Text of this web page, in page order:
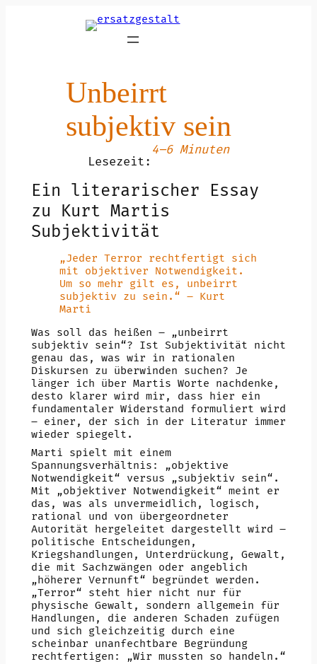
Unbeirrt
subjektiv sein
Lesezeit:
4–6 Minuten
Ein literarischer Essay
zu Kurt Martis
Subjektivität
„Jeder Terror rechtfertigt sich
mit objektiver Notwendigkeit.
Um so mehr gilt es, unbeirrt
subjektiv zu sein.“ – Kurt
Marti
Was soll das heißen – „unbeirrt
subjektiv sein“? Ist Subjektivität nicht
genau das, was wir in rationalen
Diskursen zu überwinden suchen? Je
länger ich über Martis Worte nachdenke,
desto klarer wird mir, dass hier ein
fundamentaler Widerstand formuliert wird
– einer, der sich in der Literatur immer
wieder spiegelt.
Marti spielt mit einem
Spannungsverhältnis: „objektive
Notwendigkeit“ versus „subjektiv sein“.
Mit „objektiver Notwendigkeit“ meint er
das, was als unvermeidlich, logisch,
rational und von übergeordneter
Autorität hergeleitet dargestellt wird –
politische Entscheidungen,
Kriegshandlungen, Unterdrückung, Gewalt,
die mit Sachzwängen oder angeblich
„höherer Vernunft“ begründet werden.
„Terror“ steht hier nicht nur für
physische Gewalt, sondern allgemein für
Handlungen, die anderen Schaden zufügen
und sich gleichzeitig durch eine
scheinbar unanfechtbare Begründung
rechtfertigen: „Wir mussten so handeln.“